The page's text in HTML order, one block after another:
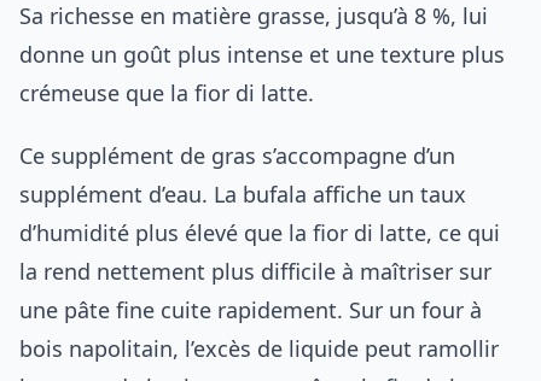
Sa richesse en matière grasse, jusqu’à 8 %, lui
donne un goût plus intense et une texture plus
crémeuse que la fior di latte.
Ce supplément de gras s’accompagne d’un
supplément d’eau. La bufala affiche un taux
d’humidité plus élevé que la fior di latte, ce qui
la rend nettement plus difficile à maîtriser sur
une pâte fine cuite rapidement. Sur un four à
bois napolitain, l’excès de liquide peut ramollir